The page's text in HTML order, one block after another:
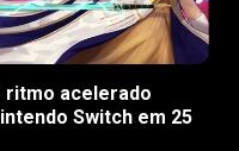
acelerado
Switch em 25